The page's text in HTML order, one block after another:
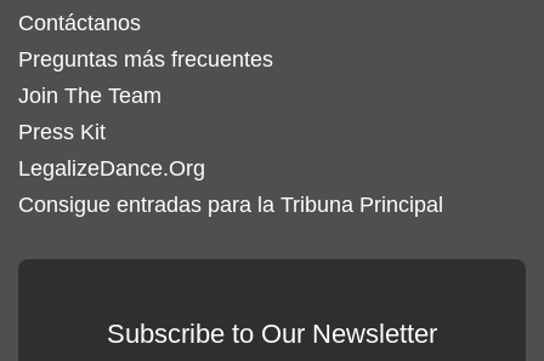
Contáctanos
Preguntas más frecuentes
Join The Team
Press Kit
LegalizeDance.Org
Consigue entradas para la Tribuna Principal
Subscribe to Our Newsletter